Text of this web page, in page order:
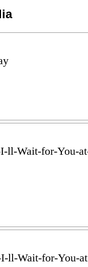
ll-Wait-for-You-
ll-Wait-for-You-